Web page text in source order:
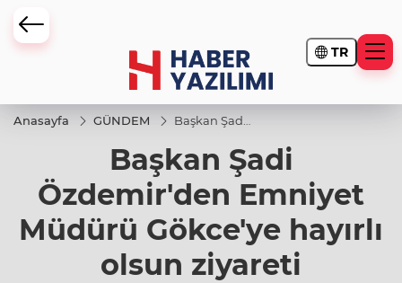
TR
Anasayfa GÜNDEM
Başkan Şadi
Müdürü
hayırlı olsun
ziyareti
Başkan Şadi
Özdemir'den Emniyet
Müdürü Gökce'ye hayırlı
olsun ziyareti